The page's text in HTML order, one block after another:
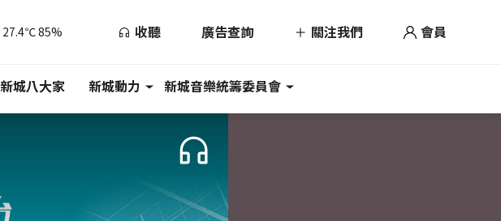
27.4℃85% 收聽 廣告查詢 關注我們 會員
新城八大家 新城動力 新城音樂統籌委員會